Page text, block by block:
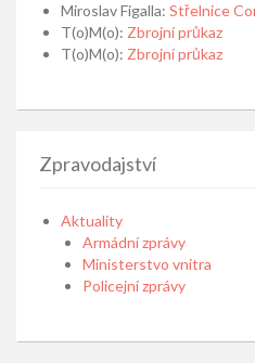
Miroslav Figalla: Střelnice
T(o)M(o): Zbrojní průkaz
T(o)M(o): Zbrojní průkaz
Zpravodajství
Aktuality
Armádní zprávy
Ministerstvo vnitra
Policejní zprávy